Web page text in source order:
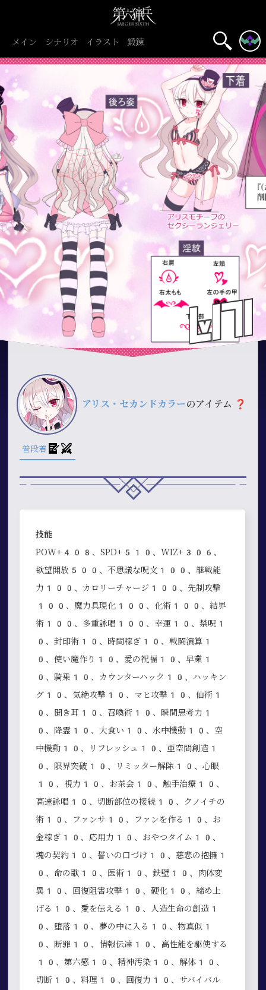
メイン シナリオ イラスト 鍛錬
アリス・セカンドカラーのアイテム ❓
普段着
技能
POW+408、SPD+510、WIZ+306、
欲望開放500、不思議な呪文100、継戦能
力100、カロリーチャージ100、先制攻撃
100、魔力具現化100、化術100、結界
術100、多重詠唱100、幸運10、禁呪1
0、封印術10、時間稼ぎ10、戦闘演算1
0、使い魔作り10、愛の祝福10、早業1
0、騎乗10、カウンターハック10、ハッキン
グ10、気絶攻撃10、マヒ攻撃10、仙術1
0、聞き耳10、召喚術10、瞬間思考力1
0、降霊10、大食い10、水中機動10、空
中機動10、リフレッシュ10、亜空間創造1
0、限界突破10、リミッター解除10、心眼
10、視力10、お茶会10、触手治療10、
高速詠唱10、切断部位の接続10、クノイチの
術10、ファンサ10、ファンを作る10、お
金稼ぎ10、応用力10、おやつタイム10、
魂の契約10、誓いの口づけ10、慈悲の抱擁1
0、命の歌10、医術10、鉄壁10、肉体変
異10、回復阻害攻撃10、硬化10、締め上
げる10、愛を伝える10、人造生命の創造1
0、堕落10、夢の中に入る10、物真似1
0、断罪10、情報伝達10、高性能を駆使する
10、第六感10、精神汚染10、解体10、
切断10、料理10、回復力10、サバイバル